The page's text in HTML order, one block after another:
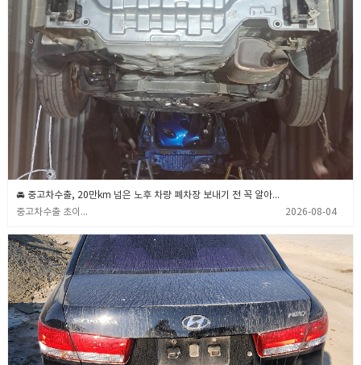
🚘 중고차수출, 20만km 넘은 노후 차량 폐차장 보내기 전 꼭 알아야 할 3가지 💡 (중고차수출 초이무역)
중고차수출 초이무역
2026-08-04